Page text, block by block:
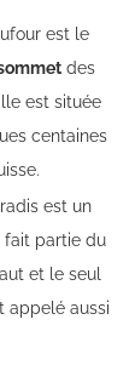
est le
des
est située
centaines
est un
fait partie du
et le seul
appelé aussi